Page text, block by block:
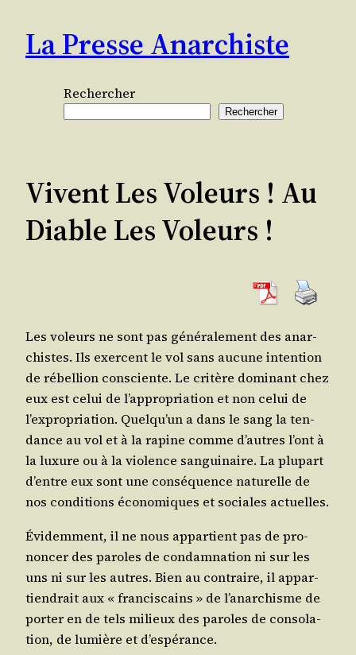
contenu
La Presse Anarchiste
Rechercher
Rechercher
Vivent Les Voleurs ! Au
Diable Les Voleurs !
Les voleurs ne sont pas géné­ra­le­ment des anar­
chistes. Ils exercent le vol sans aucune inten­tion
de rébel­lion consciente. Le cri­tère domi­nant chez
eux est celui de l’ap­pro­pria­tion et non celui de
l’ex­pro­pria­tion. Quel­qu’un a dans le sang la ten­
dance au vol et à la rapine comme d’autres l’ont à
la luxure ou à la vio­lence san­gui­naire. La plu­part
d’entre eux sont une consé­quence natu­relle de
nos condi­tions éco­no­miques et sociales actuelles.
Évi­dem­ment, il ne nous appar­tient pas de pro­
non­cer des paroles de condam­na­tion ni sur les
uns ni sur les autres. Bien au contraire, il appar­
tien­drait aux « fran­cis­cains » de l’a­nar­chisme de
por­ter en de tels milieux des paroles de conso­la­
tion, de lumière et d’espérance.